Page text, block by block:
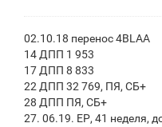
02.10.18 перенос 4BLAA
14 ДПП 1 953
17 ДПП 8 833
22 ДПП 32 769, ПЯ, СБ+
28 ДПП ПЯ, СБ+
27. 06.19. ЕР, 41 неделя,